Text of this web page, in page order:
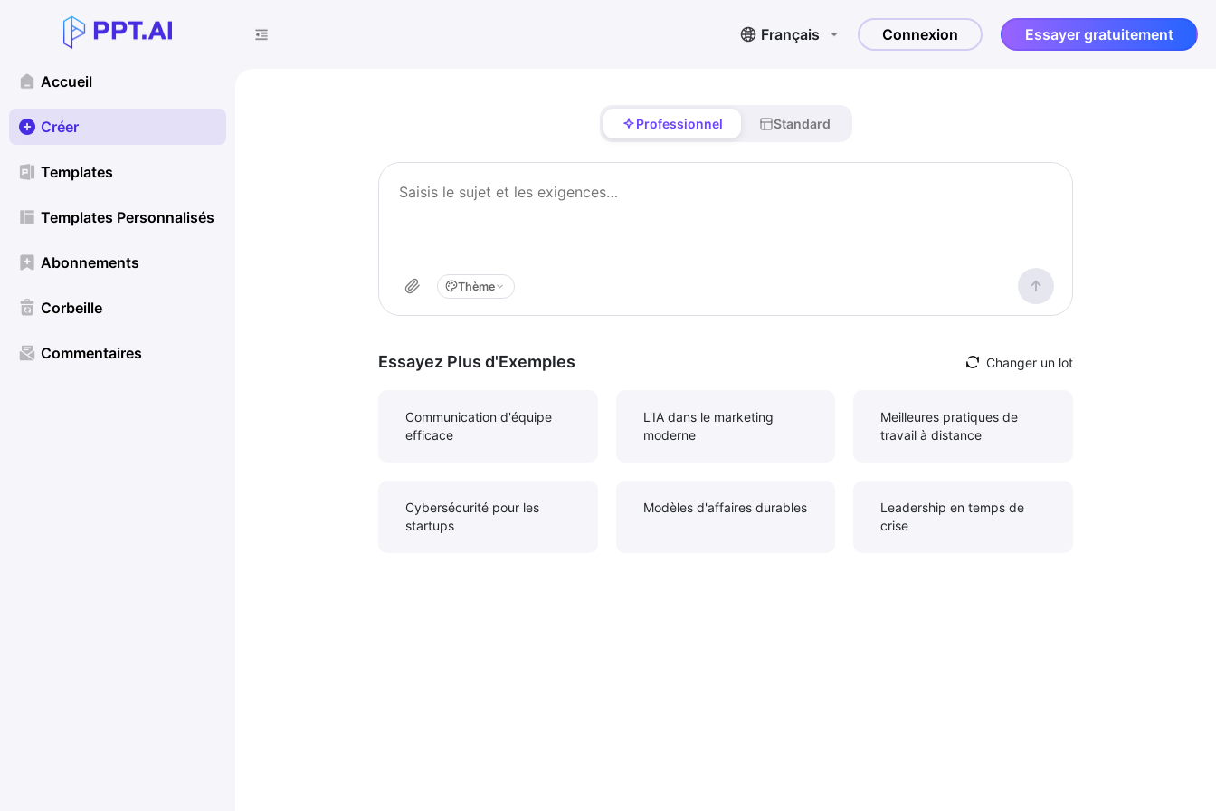
Accueil
Créer
Templates
Templates Personnalisés
Abonnements
Corbeille
Commentaires
Français Connexion Essayer gratuitement
Professionnel Standard
Thème
Essayez Plus d'Exemples Changer un lot
Communication d'équipe
efficace
L'IA dans le marketing
moderne
Meilleures pratiques de
travail à distance
Cybersécurité pour les
startups
Modèles d'affaires durables
Leadership en temps de
crise